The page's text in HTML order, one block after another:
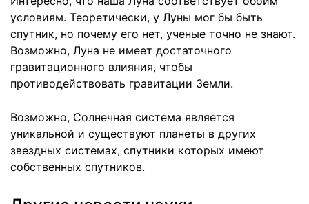
условиям. Теоретически, у Луны мог бы быть
спутник, но почему его нет, ученые точно не знают.
Возможно, Луна не имеет достаточного
гравитационного влияния, чтобы
противодействовать гравитации Земли.
Возможно, Солнечная система является
уникальной и существуют планеты в других
звездных системах, спутники которых имеют
собственных спутников.